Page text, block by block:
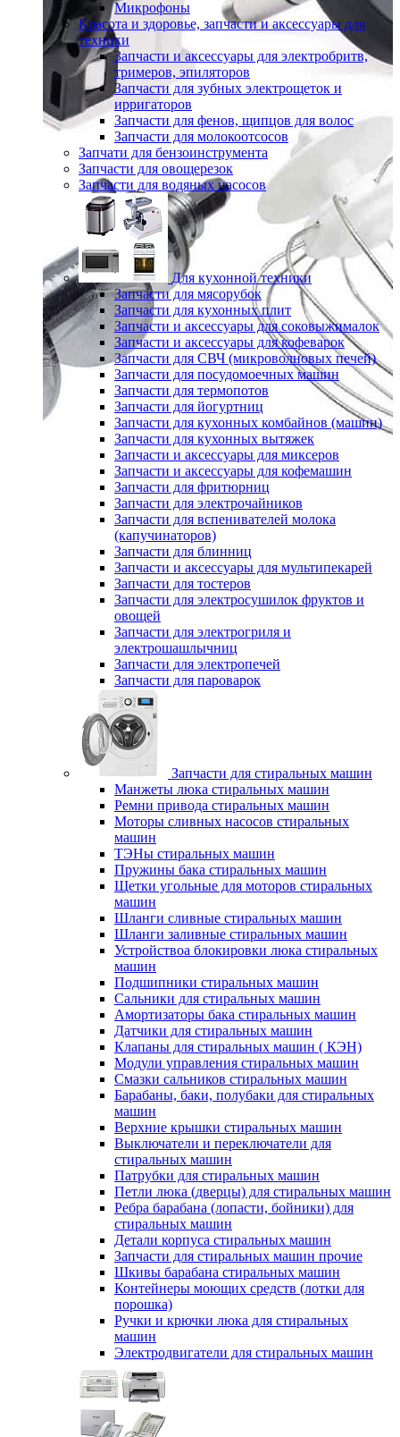
Микрофоны
Красота и здоровье, запчасти и аксессуары для
техники
Запчасти и аксессуары для электробритв,
тримеров, эпиляторов
Запчасти для зубных электрощеток и
ирригаторов
Запчасти для фенов, щипцов для волос
Запчасти для молокоотсосов
Запчати для бензоинструмента
Запчасти для овощерезок
Запчасти для водяных насосов
Для кухонной техники
Запчасти для мясорубок
Запчасти для кухонных плит
Запчасти и аксессуары для соковыжималок
Запчасти и аксессуары для кофеварок
Запчасти для СВЧ (микроволновых печей)
Запчасти для посудомоечных машин
Запчасти для термопотов
Запчасти для йогуртниц
Запчасти для кухонных комбайнов (машин)
Запчасти для кухонных вытяжек
Запчасти и аксессуары для миксеров
Запчасти и аксессуары для кофемашин
Запчасти для фритюрниц
Запчасти для электрочайников
Запчасти для вспенивателей молока
(капучинаторов)
Запчасти для блинниц
Запчасти и аксессуары для мультипекарей
Запчасти для тостеров
Запчасти для электросушилок фруктов и
овощей
Запчасти для электрогриля и
электрошашлычниц
Запчасти для электропечей
Запчасти для пароварок
Запчасти для стиральных машин
Манжеты люка стиральных машин
Ремни привода стиральных машин
Моторы сливных насосов стиральных
машин
ТЭНы стиральных машин
Пружины бака стиральных машин
Щетки угольные для моторов стиральных
машин
Шланги сливные стиральных машин
Шланги заливные стиральных машин
Устройствоа блокировки люка стиральных
машин
Подшипники стиральных машин
Сальники для стиральных машин
Амортизаторы бака стиральных машин
Датчики для стиральных машин
Клапаны для стиральных машин ( КЭН)
Модули управления стиральных машин
Смазки сальников стиральных машин
Барабаны, баки, полубаки для стиральных
машин
Верхние крышки стиральных машин
Выключатели и переключатели для
стиральных машин
Патрубки для стиральных машин
Петли люка (дверцы) для стиральных машин
Ребра барабана (лопасти, бойники) для
стиральных машин
Детали корпуса стиральных машин
Запчасти для стиральных машин прочие
Шкивы барабана стиральных машин
Контейнеры моющих средств (лотки для
порошка)
Ручки и крючки люка для стиральных
машин
Электродвигатели для стиральных машин